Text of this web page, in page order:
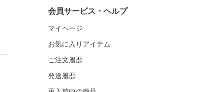
会員サービス・ヘルプ
マイページ
お気に入りアイテム
ご注文履歴
発送履歴